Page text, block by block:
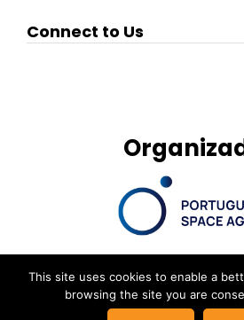
Connect to Us
This site uses cookies to enable a
browsing the site you are